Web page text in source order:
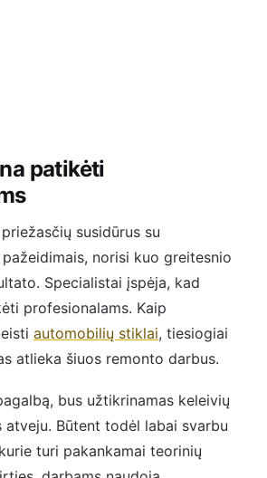
patikėti
susidūrus su
norisi kuo greitesnio
Specialistai įspėja, kad
profesionalams. Kaip
automobilių stiklai, tiesiogiai
atlieka šiuos remonto darbus.
bus užtikrinamas keleivių
atveju. Būtent todėl labai svarbu
turi pakankamai teorinių